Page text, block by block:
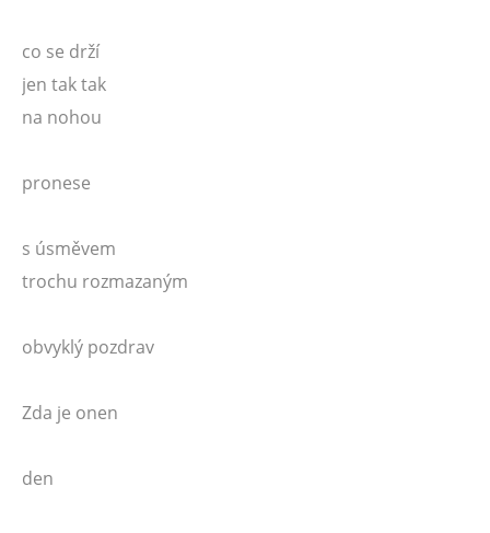
co se drží
jen tak tak
na nohou
pronese
s úsměvem
trochu rozmazaným
obvyklý pozdrav
Zda je onen
den